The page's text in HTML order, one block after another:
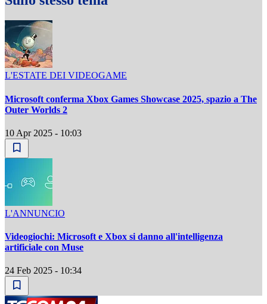
L'ESTATE DEI VIDEOGAME
Microsoft conferma Xbox Games Showcase 2025, spazio a The
Outer Worlds 2
10 Apr 2025 - 10:03
L'ANNUNCIO
Videogiochi: Microsoft e Xbox si danno all'intelligenza
artificiale con Muse
24 Feb 2025 - 10:34